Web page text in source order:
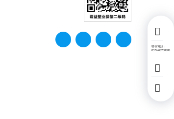
聯係電話：
0574-63250808